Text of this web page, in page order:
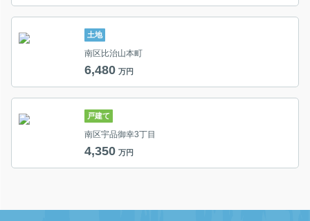
土地
南区比治山本町
6,480 万円
戸建て
南区宇品御幸3丁目
4,350 万円